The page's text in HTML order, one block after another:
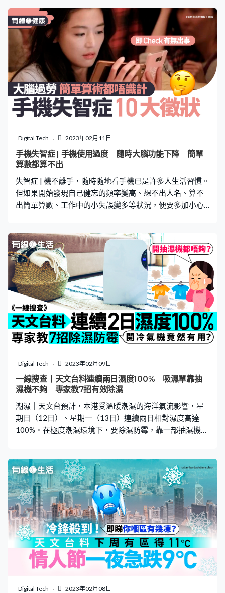
薯仔發芽還會變綠，產生「配糖生物鹼」
（glycoalkaloids）的防禦性毒素。由於薯仔變綠只是外皮
變化，如果切開後中間仍是黃色，毒素有機會未蔓延到中
心，將發芽、綠色的部份切走，理論上是可食用。然而，
一般消費者未必有能力評估毒素蔓延多深，具一定風險。
在變綠、損壞或腐爛的薯仔中，發芽薯仔毒素含量更高，
甚至產生致癌物。如果大量食用，30分鐘至12小時內，有
機會出現急性症狀，包括嘔吐、胃痙攣和腹瀉，嚴重者更
會出現顫抖、神志不清和視力模糊等。這種毒素十分耐
棄不要食用。 根據香港食物安全中心網頁，如發現薯仔表
皮變綠、發芽、塊莖受損，或進食時發現味道變苦、口腔
有灼熱感，就代表薯仔已產生天然毒素「配糖生物鹼」，
皮，並把有損傷、腐爛、發綠及發芽的地方切走
Digital Tech 2023年02月11日
手機失智症 | 手機使用過度 隨時大腦功能下降 簡單
算數都算不出
失智症 | 機不離手，隨時隨地看手機已是許多人生活習慣。
但如果開始發現自己健忘的頻率變高、想不出人名、算不
出簡單算數、工作中的小失誤變多等狀況，便要多加小心
導，一旦手機成癮，可能引發「手機失智症」。這個症狀
以往失智症患者以高齡者居多，但最近幾年有年輕化趨
勢。 長時間用手機瀏覽社交網站、網購、玩遊戲、追劇的
人士，他們的大腦持續吸收過量資訊，降低腦部血液流
動，增加前額葉負荷，腦部機能或會降低，而且較容易患
上手機失智症。患者的症狀與失智症相似，大多會忘記人
名、工作容易犯錯，甚至算不出簡單算數。 以下10個患上
手機成癮的症狀，即Check自己有無中招： 手機成癮10大
症狀 1. 一有空閒時，便習慣性掏出手機 2. 習慣直接用手機
4. 隨時隨地留意新消息 5. 突然想不起某些字怎麼寫 6. 記不
住自己最近搜尋過的內容 7. 沒有手機就無法找回出發地點
8. 看到熟悉臉孔卻想不起名字 9. 注意力難隼中 經常犯低級
Digital Tech 2023年02月09日
一線搜查丨天文台料連續兩日濕度100% 吸濕單靠抽
濕機不夠 專家教7招有效除濕
潮濕｜天文台預計，本港受溫暖潮濕的海洋氣流影響，星
期日（12日）、星期一（13日）連續兩日相對濕度高達
100%。在極度潮濕環境下，要除濕防霉，靠一部抽濕機可
乾、地板、天花板、牆身亦會出水點，嚴重者更會出現霉
菌。日本生活網站オリーブオイルをひとまわし日前分享7
大不需要抽濕機的除濕方法，一起來看看！ 更多熱門文章
泰媒報道中國客拜四面佛 遇黑心小販被劏 胡慧沖警告
小心6種騙局 教7字錦囊自保 河口湖酒店16間推介 人均
$200！富士山絕景／露天溫泉／一泊二食／免費早餐 7個
超實用除濕技巧｜在家輕鬆吸濕 【1】打開門窗 保持空氣
流通，是對付濕氣基本動作，要防止濕氣積聚，大家可以
趁氣候相對乾燥時，打開門窗，保持空氣流通，加速水分
蒸發。 【2】開風扇吹走濕氣 開動風扇能使空氣循環，防
止濕氣在一個位置積聚，建議可以用風扇為衣櫃或沒有窗
Digital Tech 2023年02月08日